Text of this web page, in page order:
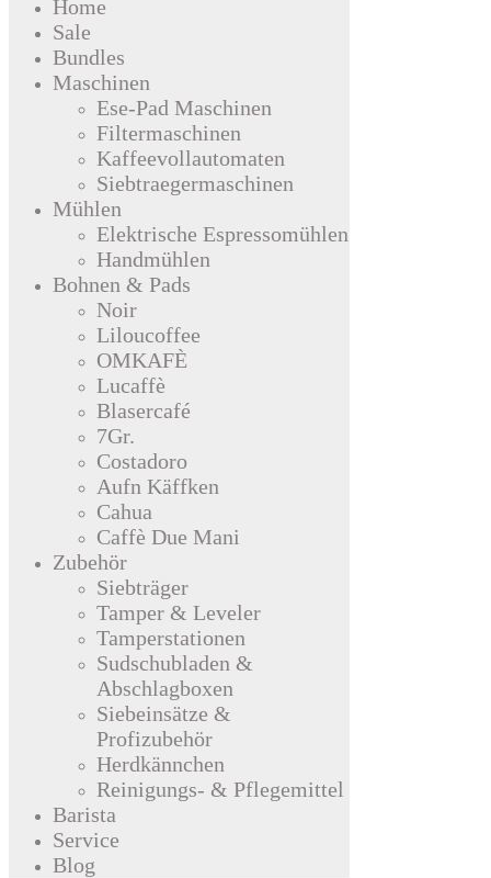
Home
Sale
Bundles
Maschinen
Ese-Pad Maschinen
Filtermaschinen
Kaffeevollautomaten
Siebtraegermaschinen
Mühlen
Elektrische Espressomühlen
Handmühlen
Bohnen & Pads
Noir
Liloucoffee
OMKAFÈ
Lucaffè
Blasercafé
7Gr.
Costadoro
Aufn Käffken
Cahua
Caffè Due Mani
Zubehör
Siebträger
Tamper & Leveler
Tamperstationen
Sudschubladen &
Abschlagboxen
Siebeinsätze &
Profizubehör
Herdkännchen
Reinigungs- & Pflegemittel
Barista
Service
Blog